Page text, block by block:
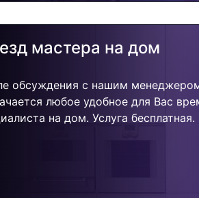
мастера на дом
обсуждения с нашим
любое удобное для Вас
на дом. Услуга бесплатная.